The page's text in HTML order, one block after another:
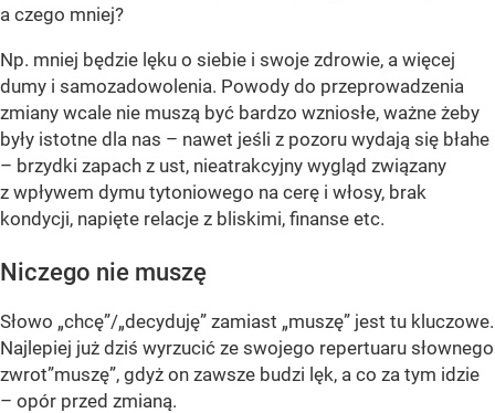
a czego mniej?
Np. mniej będzie lęku o siebie i swoje zdrowie, a więcej
dumy i samozadowolenia. Powody do przeprowadzenia
zmiany wcale nie muszą być bardzo wzniosłe, ważne żeby
były istotne dla nas – nawet jeśli z pozoru wydają się błahe
– brzydki zapach z ust, nieatrakcyjny wygląd związany
z wpływem dymu tytoniowego na cerę i włosy, brak
kondycji, napięte relacje z bliskimi, finanse etc.
Niczego nie muszę
Słowo „chcę”/„decyduję” zamiast „muszę” jest tu kluczowe.
Najlepiej już dziś wyrzucić ze swojego repertuaru słownego
zwrot”muszę”, gdyż on zawsze budzi lęk, a co za tym idzie
– opór przed zmianą.